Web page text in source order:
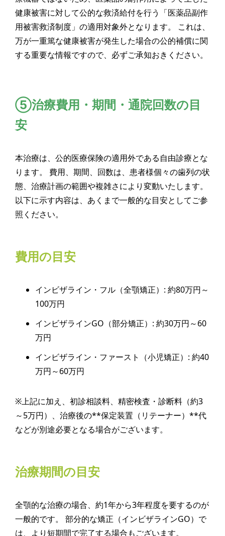
健康被害に対して公的な救済給付を行う「医薬品副作
用被害救済制度」の適用対象外となります。 これは、
万が一重篤な健康被害が発生した場合の公的補償に関
する重要な情報ですので、必ずご承知おきください。
⑤治療費用・期間・通院回数の目
安
本治療は、公的医療保険の適用外である自由診療とな
ります。 費用、期間、回数は、患者様個々の歯列の状
態、治療計画の範囲や複雑さにより変動いたします。
以下に示す内容は、あくまで一般的な目安としてご参
照ください。
費用の目安
インビザライン・フル（全顎矯正）: 約80万円～
100万円
インビザラインGO（部分矯正）: 約30万円～60
万円
インビザライン・ファースト（小児矯正）: 約40
万円～60万円
※上記に加え、初診相談料、精密検査・診断料（約3
～5万円）、治療後の**保定装置（リテーナー）**代
などが別途必要となる場合がございます。
治療期間の目安
全顎的な治療の場合、約1年から3年程度を要するのが
一般的です。 部分的な矯正（インビザラインGO）で
は、より短期間で完了する場合もございます。